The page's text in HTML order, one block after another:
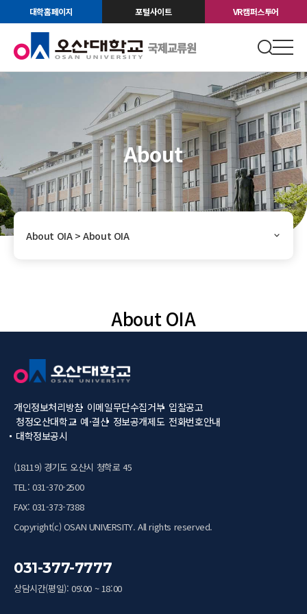
대학홈페이지 포털사이트 VR캠퍼스투어
About
About OIA > About OIA
About OIA
개인정보처리방침 이메일무단수집거부 입찰공고
청정오산대학교 예·결산 정보공개제도 전화번호안내
대학정보공시
(18119) 경기도 오산시 청학로 45
TEL: 031-370-2500
FAX: 031-373-7388
Copyright(c) OSAN UNIVERSITY. All rights reserved.
031-377-7777
상담시간(평일): 09:00 ~ 18:00